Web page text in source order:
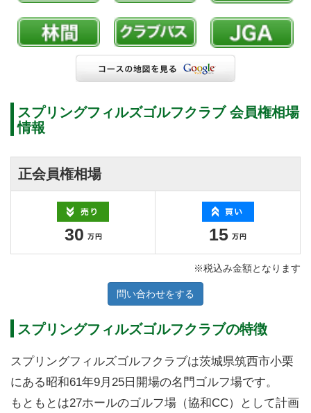
スプリングフィルズゴルフクラブ 会員権相場
情報
正会員権相場
30 15
※税込み金額となります
問い合わせをする
スプリングフィルズゴルフクラブの特徴
スプリングフィルズゴルフクラブは茨城県筑西市小栗
にある昭和61年9月25日開場の名門ゴルフ場です。
もともとは27ホールのゴルフ場（協和CC）として計画